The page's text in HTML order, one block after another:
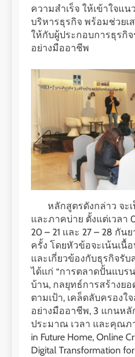
ความสำเร็จ ให้เข้าใจแ
บริหารธุรกิจ พร้อมช่วยเ
ให้กับผู้ประกอบการธุรกิ
อย่างมืออาชีพ
หลักสูตรดังกล่าว จะเ
และภาคบ่าย ตั้งแต่เวลา
20 – 21 และ 27 – 28 กัน
ครั้ง โดยหัวข้อจะเน้นเนื้
และเกี่ยวข้องกับธุรกิจรับ
ได้แก่ “การตลาดปั้นแบร
บ้าน, กลยุทธ์การสร้างย
ตามเป้า, เคล็ดลับครอง
อย่างมืออาชีพ, 3 แกนหลั
ประมาณ เวลา และคุณภา
in Future Home, Online
Digital Transformation